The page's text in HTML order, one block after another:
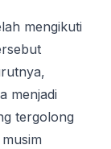
mengikuti
menjadi
tergolong